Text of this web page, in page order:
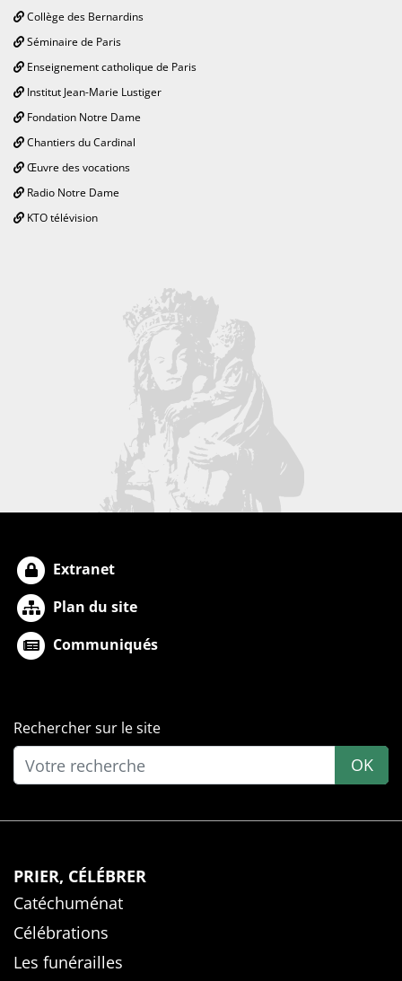
Collège des Bernardins
Séminaire de Paris
Enseignement catholique de Paris
Institut Jean-Marie Lustiger
Fondation Notre Dame
Chantiers du Cardinal
Œuvre des vocations
Radio Notre Dame
KTO télévision
Extranet
Plan du site
Communiqués
Rechercher sur le site
OK
PRIER, CÉLÉBRER
Catéchuménat
Célébrations
Les funérailles